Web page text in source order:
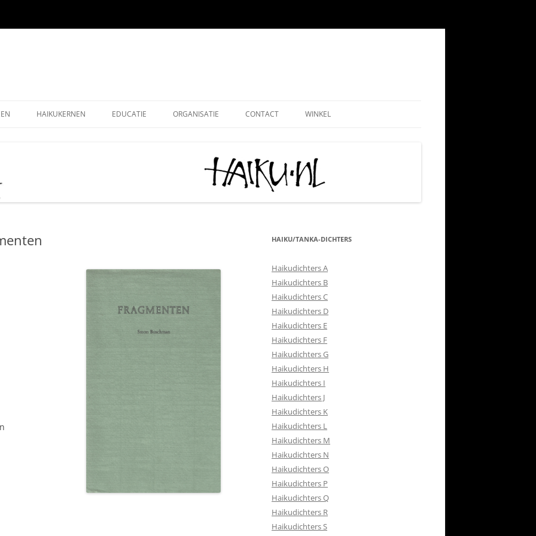
OUDE EDITIES
– KUKAI
HAIKUKERNEN EDUCATIE ORGANISATIE
HAIKU STICHTING NEDERLAND
MONOKU HAIKUWEDSTRIJD: PAUL
MERCKEN AANMOEDIGINGSPRIJS
KIDS HAIKU WEDSTRIJD
CONTACT
LEDENADMINISTRATIE
LIDMAATSCHAP
DONATIE
PERS CONTACT
ENGLISH
WINKEL
MIJN ACCOUNT
CONTRIBUTIE HKN
KLACHTENPROCEDURE
HAIKU/TANKA-DICHTERS
Haikudichters A
Haikudichters B
Haikudichters C
Haikudichters D
Haikudichters E
Haikudichters F
Haikudichters G
Haikudichters H
Haikudichters I
Haikudichters J
Haikudichters K
Haikudichters L
Haikudichters M
Haikudichters N
Haikudichters O
Haikudichters P
Haikudichters Q
Haikudichters R
Haikudichters S